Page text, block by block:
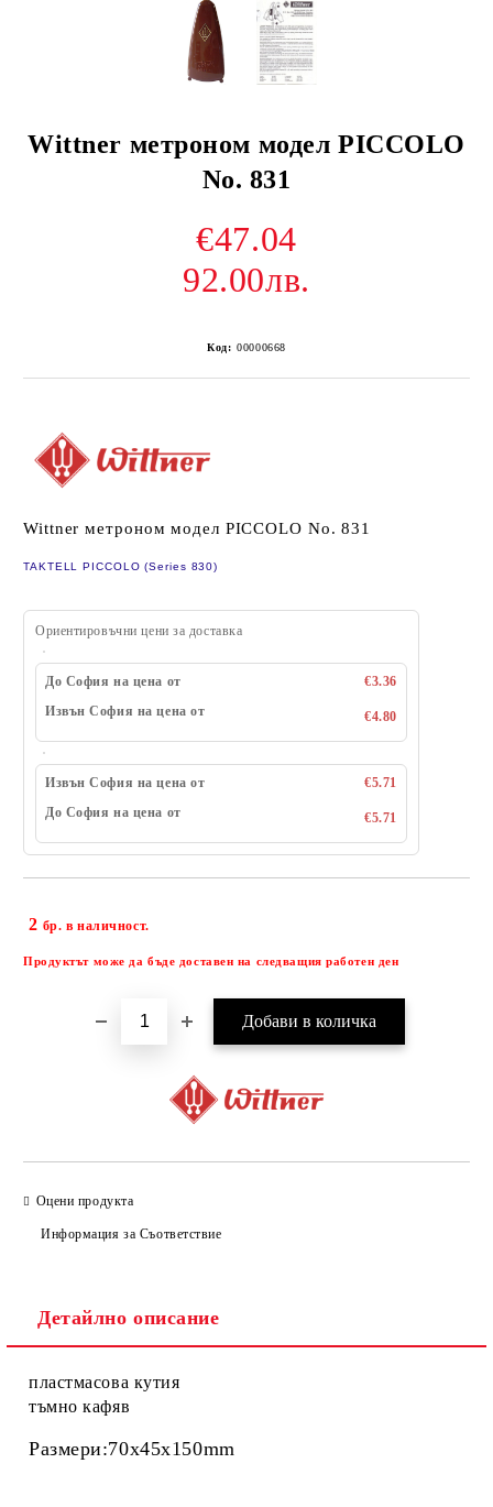
Wittner метроном модел PICCOLO
No. 831
€47.04
92.00лв.
Код: 00000668
Wittner метроном модел PICCOLO No. 831
TAKTELL PICCOLO (Series 830)
Ориентировъчни цени за доставка
До София на цена от
€3.36
Извън София на цена от
€4.80
Извън София на цена от
€5.71
До София на цена от
€5.71
2 бр. в наличност.
Продуктът може да бъде доставен на следващия работен ден
Оцени продукта
Информация за Съответствие
Детайлно описание
пластмасова кутия
тъмно кафяв
Размери:70x45x150mm